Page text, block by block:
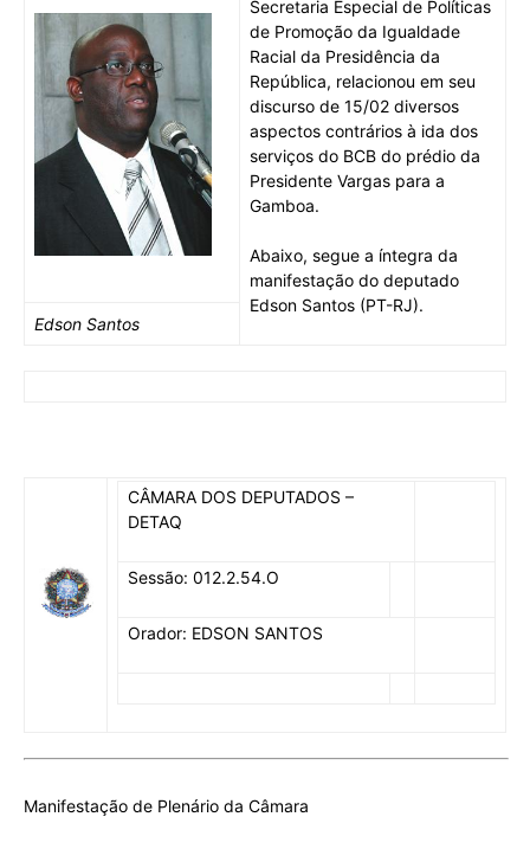
Secretaria Especial de Políticas
de Promoção da Igualdade
Racial da Presidência da
República, relacionou em seu
discurso de 15/02 diversos
aspectos contrários à ida dos
serviços do BCB do prédio da
Presidente Vargas para a
Gamboa.
Abaixo, segue a íntegra da
manifestação do deputado
Edson Santos (PT-RJ).
Edson Santos
CÂMARA DOS DEPUTADOS –
DETAQ
Sessão: 012.2.54.O
Orador: EDSON SANTOS
Manifestação de Plenário da Câmara